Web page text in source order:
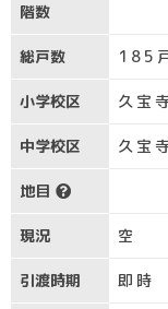
階数
総戸数 185
小学校区 久宝
中学校区 久宝
地目
現況 空
引渡時期 即時